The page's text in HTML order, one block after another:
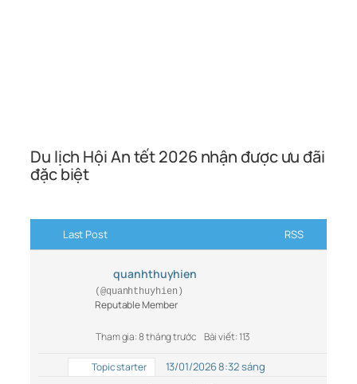
Du lịch Hội An tết 2026 nhận được ưu đãi
đặc biệt
Last Post RSS
quanhthuyhien
(@quanhthuyhien)
Reputable Member
Tham gia: 8 tháng trước Bài viết: 113
Topic starter 13/01/2026 8:32 sáng